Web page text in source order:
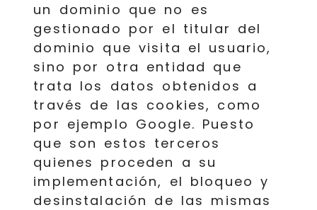
un dominio que no es
gestionado por el titular del
dominio que visita el usuario,
sino por otra entidad que
trata los datos obtenidos a
través de las cookies, como
por ejemplo Google. Puesto
que son estos terceros
quienes proceden a su
implementación, el bloqueo y
desinstalación de las mismas